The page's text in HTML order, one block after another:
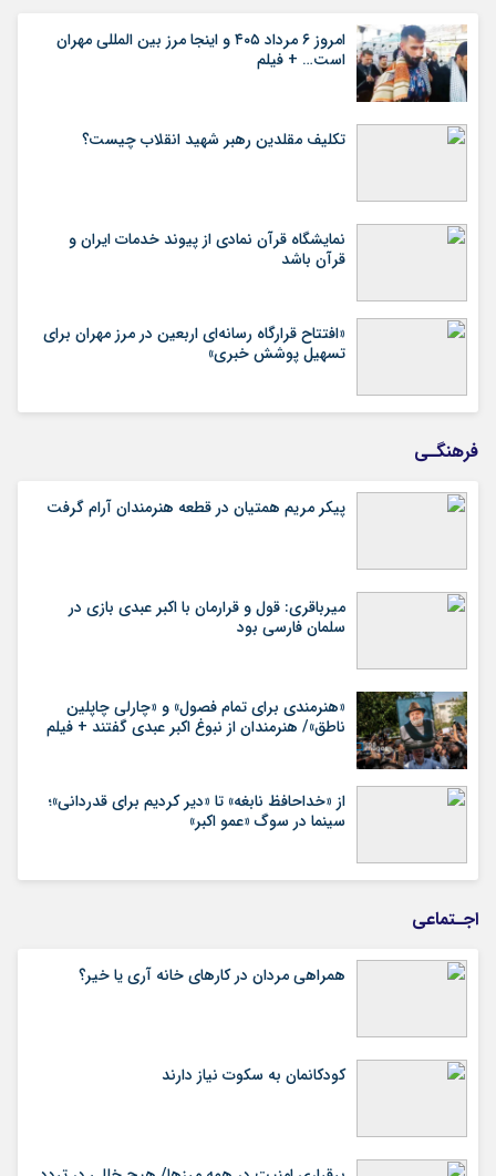
امروز ۶ مرداد ۴۰۵ و اینجا مرز بین المللی مهران
است… + فیلم
تکلیف مقلدین رهبر شهید انقلاب چیست؟
نمایشگاه قرآن نمادی از پیوند خدمات ایران و
قرآن باشد
«افتتاح قرارگاه رسانه‌ای اربعین در مرز مهران برای
تسهیل پوشش خبری»
فرهنگـی
پیکر مریم همتیان در قطعه هنرمندان آرام گرفت
میرباقری: قول و قرارمان با اکبر عبدی بازی در
سلمان فارسی بود
«هنرمندی برای تمام فصول» و «چارلی چاپلین
ناطق»/ هنرمندان از نبوغ اکبر عبدی گفتند + فیلم
از «خداحافظ نابغه» تا «دیر کردیم برای قدردانی»؛
سینما در سوگ «عمو اکبر»
اجـتماعی
همراهی مردان در کارهای خانه آری یا خیر؟
کودکانمان به سکوت نیاز دارند